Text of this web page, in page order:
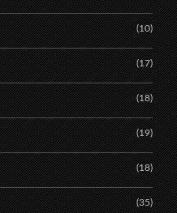
(10)
(17)
(18)
(19)
(18)
(35)